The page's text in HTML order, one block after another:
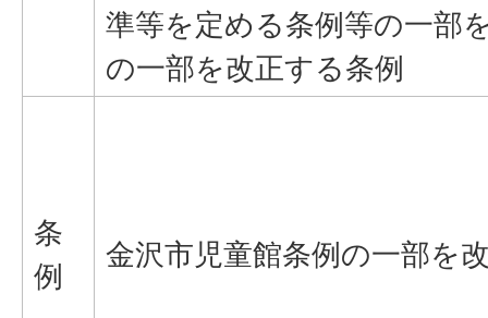
準等を定める条例等の一部
の一部を改正する条例
条
例
金沢市児童館条例の一部を